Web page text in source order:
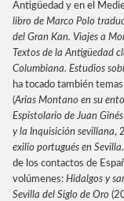
Antigüedad y en el
libro de Marco Polo
del Gran Kan. Viajes a
Textos de la Antigüedad
Columbiana. Estudios
ha tocado también
(Arias Montano en su
Espistolario de Juan
y la Inquisición sevillana,
exilio portugués en
de los contactos de
volúmenes: Hidalgos y
Sevilla del Siglo de Oro